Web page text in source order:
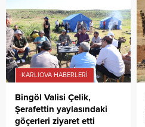
KARLIOVA HABERLERI
Bingöl Valisi Çelik,
Şerafettin yaylasındaki
göçerleri ziyaret etti